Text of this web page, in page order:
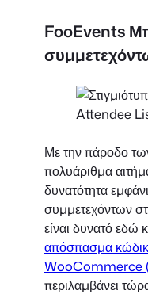
FooEvents
Με την πάροδο
πολυάριθμα
δυνατότητα
συμμετεχόντων
είναι δυνατό εδώ
απόσπασμα
WooCommerce
περιλαμβάνει